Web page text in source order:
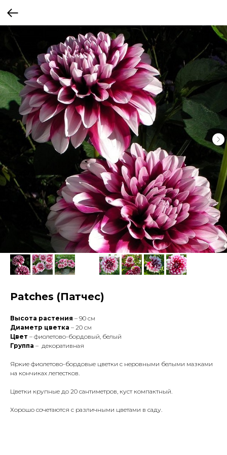
Patches (Патчес)
Высота растения – 90 см
Диаметр цветка – 20 см
Цвет – фиолетово-бордовый, белый
Группа – декоративная
Яркие фиолетово-бордовые цветки с неровными белыми мазками
на кончиках лепестков.
Цветки крупные до 20 сантиметров, куст компактный.
Хорошо сочетаются с различными цветами в саду.